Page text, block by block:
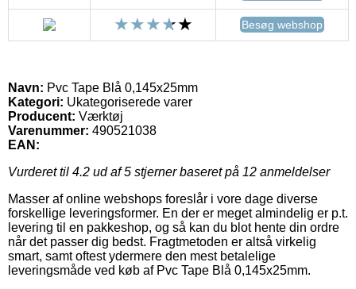
Besøg webshop
Navn: Pvc Tape Blå 0,145x25mm
Kategori: Ukategoriserede varer
Producent: Værktøj
Varenummer: 490521038
EAN:
Vurderet til 4.2 ud af 5 stjerner baseret på 12 anmeldelser
Masser af online webshops foreslår i vore dage diverse
forskellige leveringsformer. En der er meget almindelig er p.t.
levering til en pakkeshop, og så kan du blot hente din ordre
når det passer dig bedst. Fragtmetoden er altså virkelig
smart, samt oftest ydermere den mest betalelige
leveringsmåde ved køb af Pvc Tape Blå 0,145x25mm.